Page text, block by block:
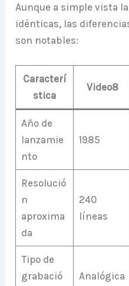
Aunque a simple vista
idénticas, las
son notables:
Caracterí
stica
Video8
Año de
lanzamie
nto
1985
Resolució
n
aproxima
da
240
líneas
Tipo de
grabació
Analógica